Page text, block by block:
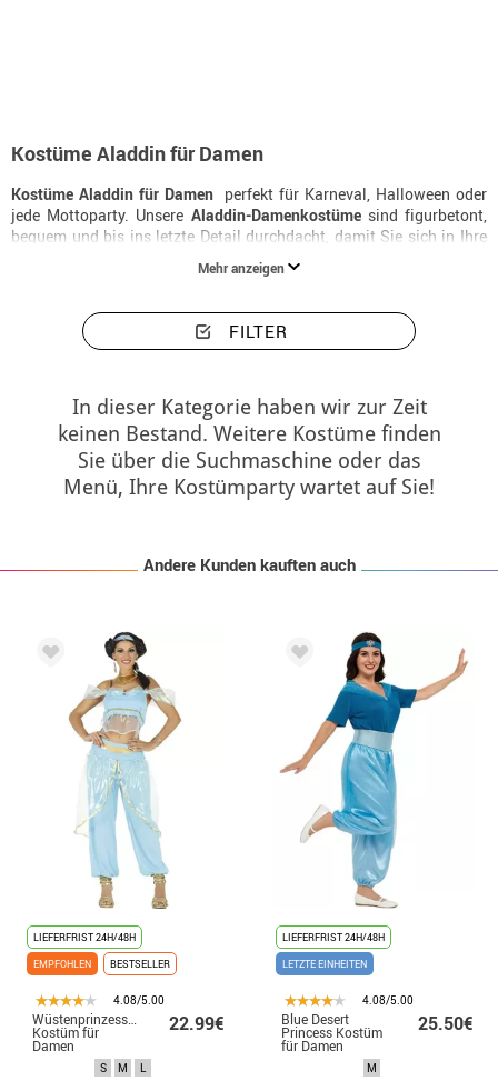
Kostüme Aladdin für Damen
Kostüme Aladdin für Damen  perfekt für Karneval, Halloween oder
jede Mottoparty. Unsere Aladdin-Damenkostümesind figurbetont,
bequem und bis ins letzte Detail durchdacht, damit Sie sich in Ihre
Lieblingsrolle verwandeln können. Ein
Topqualität, verfügbar von S bis XXL.
Mehr anzeigen
FILTER
In dieser Kategorie haben wir zur Zeit
keinen Bestand. Weitere Kostüme finden
Sie über die Suchmaschine oder das
Menü, Ihre Kostümparty wartet auf Sie!
Andere Kunden kauften auch
LIEFERFRIST 24H/48H
EMPFOHLEN
BESTSELLER
4.08/5.00
Wüstenprinzessin
Kostüm für
Damen
22.99€
S M L
LIEFERFRIST 24H/48H
LETZTE EINHEITEN
4.08/5.00
Blue Desert
Princess Kostüm
für Damen
25.50€
M